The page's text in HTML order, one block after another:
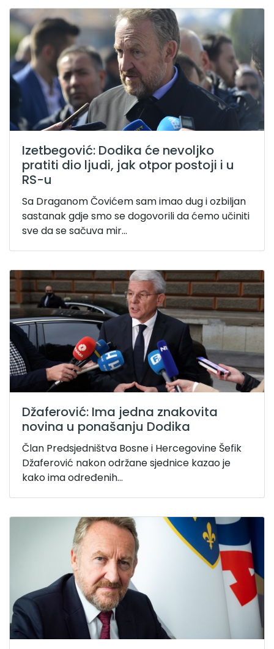
Izetbegović: Dodika će nevoljko
pratiti dio ljudi, jak otpor postoji i u
RS-u
Sa Draganom Čovićem sam imao dug i ozbiljan
sastanak gdje smo se dogovorili da ćemo učiniti
sve da se sačuva mir...
Džaferović: Ima jedna znakovita
novina u ponašanju Dodika
Član Predsjedništva Bosne i Hercegovine Šefik
Džaferović nakon održane sjednice kazao je
kako ima određenih...